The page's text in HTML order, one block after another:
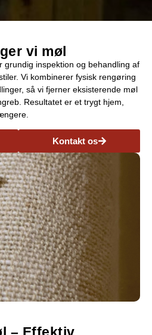
vi møl
grundig inspektion og behandling af
Vi kombinerer fysisk rengøring
så vi fjerner eksisterende møl
Resultatet er et trygt hjem,
Kontakt os